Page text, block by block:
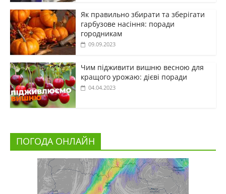
Як правильно збирати та зберігати
гарбузове насіння: поради
городникам
09.09.2023
Чим підживити вишню весною для
кращого урожаю: дієві поради
04.04.2023
ПОГОДА ОНЛАЙН